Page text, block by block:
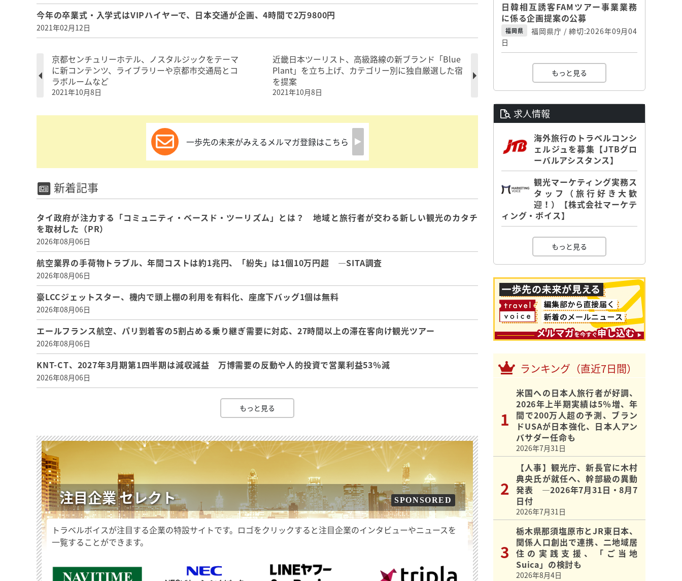
今年の卒業式・入学式はVIPハイヤーで、日本交通が企画、4時間で2万9800円
2021年02月12日
京都センチュリーホテル、ノスタルジックをテーマ
に新コンテンツ、ライブラリーや京都市交通局とコ
ラボルームなど
2021年10月8日
近畿日本ツーリスト、高級路線の新ブランド「Blue
Plant」を立ち上げ、カテゴリー別に独自厳選した宿
を提案
2021年10月8日
一歩先の未来がみえるメルマガ登録はこちら
新着記事
タイ政府が注力する「コミュニティ・ベースド・ツーリズム」とは？ 地域と旅行者が交わる新しい観光のカタチ
を取材した（PR）
2026年08月06日
航空業界の手荷物トラブル、年間コストは約1兆円、「紛失」は1個10万円超 ―SITA調査
2026年08月06日
豪LCCジェットスター、機内で頭上棚の利用を有料化、座席下バッグ1個は無料
2026年08月06日
エールフランス航空、パリ到着客の5割占める乗り継ぎ需要に対応、27時間以上の滞在客向け観光ツアー
2026年08月06日
KNT-CT、2027年3月期第1四半期は減収減益 万博需要の反動や人的投資で営業利益53％減
2026年08月06日
もっと見る
注目企業 セレクト SPONSORED
トラベルボイスが注目する企業の特設サイトです。ロゴをクリックすると注目企業のインタビューやニュースを
一覧することができます。
日韓相互誘客FAMツアー事業業務
に係る企画提案の公募
福岡県
福岡県庁 / 締切:2026年09月04
日
もっと見る
求人情報
海外旅行のトラベルコンシ
ェルジュを募集【JTBグロ
ーバルアシスタンス】
観光マーケティング実務ス
タッフ（旅行好き大歓
迎！）【株式会社マーケテ
ィング・ボイス】
もっと見る
ランキング（直近7日間）
米国への日本人旅行者が好調、
2026年上半期実績は5％増、年
間で200万人超の予測、ブラン
ドUSAが日本強化、日本人アン
バサダー任命も
2026年7月31日
【人事】観光庁、新長官に木村
典央氏が就任へ、幹部級の異動
発表 ―2026年7月31日・8月7
日付
2026年7月31日
栃木県那須塩原市とJR東日本、
関係人口創出で連携、二地域居
住の実践支援、「ご当地
Suica」の検討も
2026年8月4日